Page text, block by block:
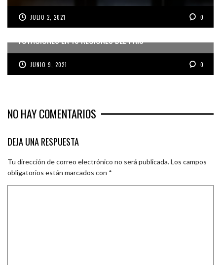
JULIO 2, 2021 0
SEGUNDA VUELTA GOBERNADORES: SOLO UN DÍA DE
VOTACIONES EN 13 REGIONES DEL PAÍS
JUNIO 9, 2021 0
NO HAY COMENTARIOS
DEJA UNA RESPUESTA
Tu dirección de correo electrónico no será publicada.Los campos
obligatorios están marcados con *